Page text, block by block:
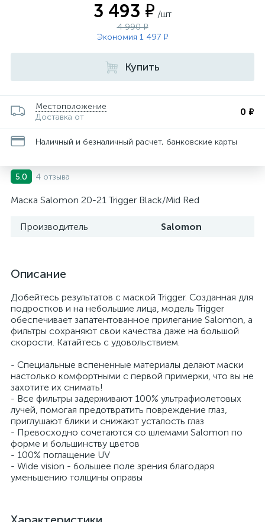
3 493 ₽ /шт
4 990 ₽
Экономия 1 497 ₽
Купить
Местоположение
Доставка от
0 ₽
Наличный и безналичный расчет, банковские карты
5.0 4 отзыва
Маска Salomon 20-21 Trigger Black/Mid Red
Производитель Salomon
Описание
Добейтесь результатов с маской Trigger. Созданная для
подростков и на небольшие лица, модель Trigger
обеспечивает запатентованное прилегание Salomon, а
фильтры сохраняют свои качества даже на большой
скорости. Катайтесь с удовольствием.
- Специальные вспененные материалы делают маски
настолько комфортными с первой примерки, что вы не
захотите их снимать!
- Все фильтры задерживают 100% ультрафиолетовых
лучей, помогая предотвратить повреждение глаз,
приглушают блики и снижают усталость глаз
- Превосходно сочетаются со шлемами Salomon по
форме и большинству цветов
- 100% поглащение UV
- Wide vision - большее поле зрения благодаря
уменьшению толщины оправы